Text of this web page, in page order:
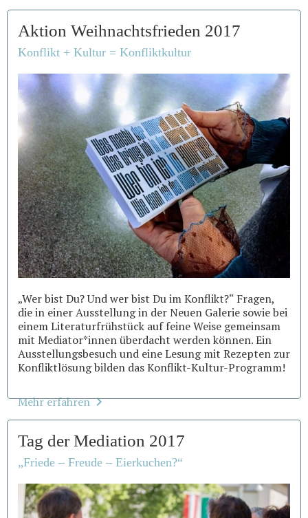
Aktion Weihnachtsfrieden 2017
Konflikt + Kultur = Konfliktkultur
„Wer bist Du? Und wer bist Du im Konflikt?“ Fragen,
die in einer Ausstellung in der Neuen Galerie sowie bei
einem Literaturfrühstück auf feine Weise gemeinsam
mit Mediator*innen überdacht werden können. Ein
Ausstellungsbesuch und eine Lesung mit Rezepten zur
Konfliktlösung bilden das Konflikt-Kultur-Programm!
Mehr erfahren
Tag der Mediation 2017
„Friede – Freude – Eierkuchen?“